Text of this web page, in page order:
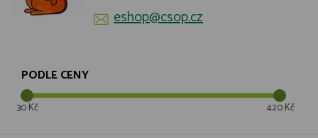
eshop@csop.cz
PODLE CENY
30 Kč 420 Kč